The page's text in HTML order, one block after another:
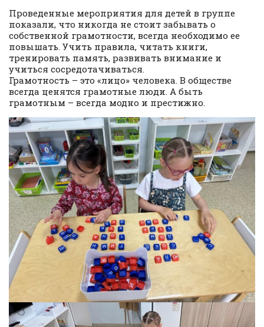
Проведенные мероприятия для детей в группе
показали, что никогда не стоит забывать о
собственной грамотности, всегда необходимо ее
повышать. Учить правила, читать книги,
тренировать память, развивать внимание и
учиться сосредотачиваться.
Грамотность – это «лицо» человека. В обществе
всегда ценятся грамотные люди. А быть
грамотным – всегда модно и престижно.